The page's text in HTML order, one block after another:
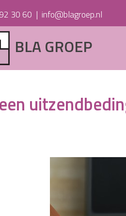
30 60 | info@blagroep.nl
BLA GROEP